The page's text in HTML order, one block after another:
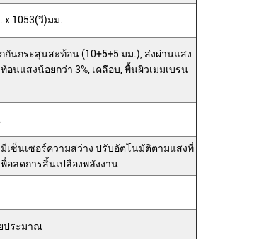
x 1053(วี)มม.
กันกระสุนสะท้อน (10+5+5 มม.), ส่งผ่านแสง
อนแสงน้อยกว่า 3%, เคลือบ, พื้นผิวเมมเบรน
เซ็นเซอร์ความสว่าง ปรับอัตโนมัติตามแสงที่
อลดการสิ้นเปลืองพลังงาน
ประมาณ